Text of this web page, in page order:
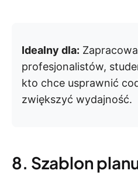
Idealny dla:
profesjonalistów,
kto chce usprawnić
zwiększyć wydajność.
8. Szablon